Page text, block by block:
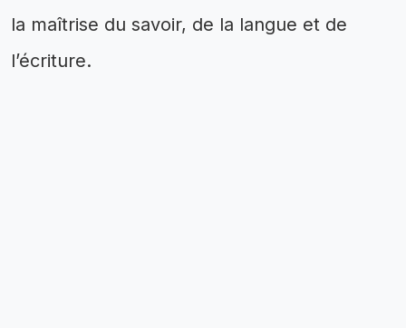
la maîtrise du savoir, de la langue et de
l’écriture.